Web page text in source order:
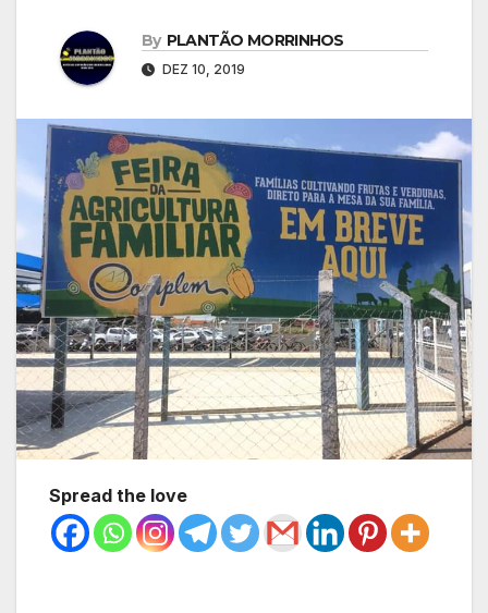
By PLANTÃO MORRINHOS
DEZ 10, 2019
Spread the love